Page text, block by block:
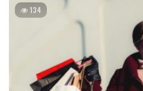
134